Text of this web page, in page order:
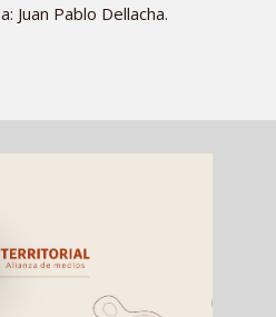
Juan Pablo Dellacha.